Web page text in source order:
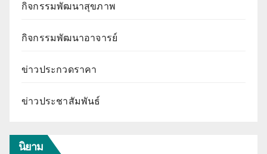
กิจกรรมพัฒนาสุขภาพ
กิจกรรมพัฒนาอาจารย์
ข่าวประกวดราคา
ข่าวประชาสัมพันธ์
นิยาม